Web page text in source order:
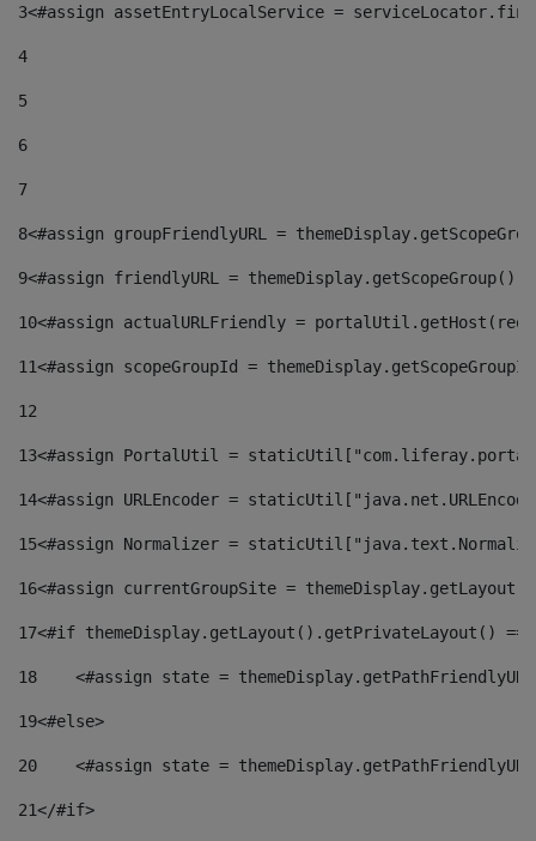
3<#assign assetEntryLocalService =
4
5
6
7
8<#assign groupFriendlyURL =
9<#assign friendlyURL =
10<#assign actualURLFriendly =
11<#assign scopeGroupId =
12
13<#assign PortalUtil =
14<#assign URLEncoder =
15<#assign Normalizer =
16<#assign currentGroupSite =
17<#if themeDisplay.getLayout().getPrivateLayout()
18
<#assign state =
19<#else>
20
<#assign state =
21</#if>